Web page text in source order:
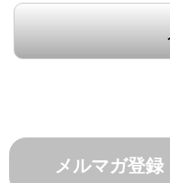
メルマガ登録